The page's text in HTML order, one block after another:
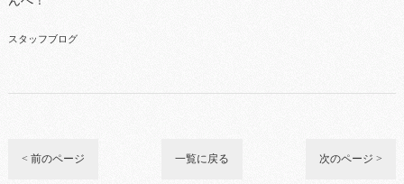
スタッフブログ
< 前のページ 一覧に戻る 次のページ >